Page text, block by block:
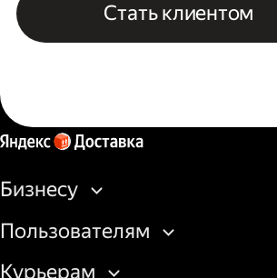
Стать клиентом
Бизнесу
Пользователям
Курьерам